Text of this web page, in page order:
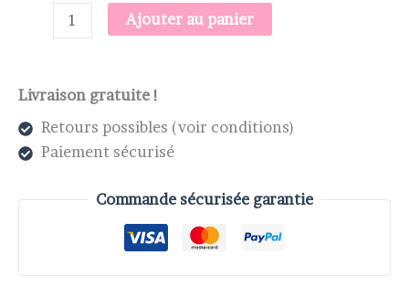
Ajouter au panier
Livraison gratuite !
Retours possibles (voir conditions)
Paiement sécurisé
Commande sécurisée garantie